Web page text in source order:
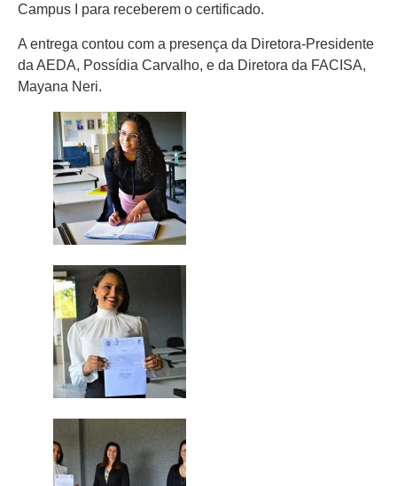
Campus I para receberem o certificado.
A entrega contou com a presença da Diretora-Presidente
da AEDA, Possídia Carvalho, e da Diretora da FACISA,
Mayana Neri.